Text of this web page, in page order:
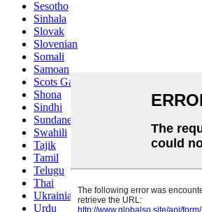
Sesotho
Sinhala
Slovak
Slovenian
Somali
Samoan
Scots Gaelic
Shona
Sindhi
Sundanese
Swahili
Tajik
Tamil
Telugu
Thai
Ukrainian
Urdu